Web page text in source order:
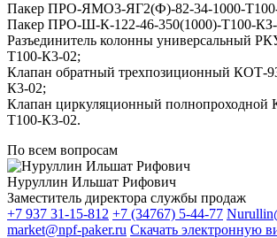
Пакер ПРО-ЯМО3-ЯГ2(Ф)-82-34-1000-
Пакер ПРО-Ш-К-122-46-350(1000)-Т100-
Разъединитель колонны универсальный
Т100-К3-02;
Клапан обратный трехпозиционный КОТ-
К3-02;
Клапан циркуляционный полнопроходной
Т100-К3-02.
По всем вопросам
Нуруллин Ильшат Рифович
Заместитель директора службы продаж
+7 937 31-15-812 +7 (34767) 5-44-77
market@npf-paker.ru Скачать электронную